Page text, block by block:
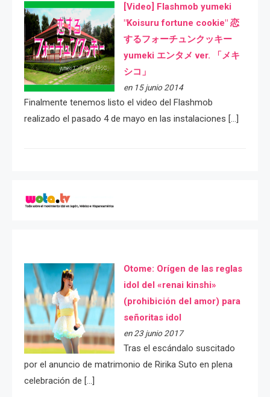
[Video] Flashmob yumeki
"Koisuru fortune cookie" 恋
するフォーチュンクッキー
yumeki エンタメ ver. 「メキ
シコ」
en 15 junio 2014
Finalmente tenemos listo el video del Flashmob
realizado el pasado 4 de mayo en las instalaciones […]
Otome: Orígen de las reglas
idol del «renai kinshi»
(prohibición del amor) para
señoritas idol
en 23 junio 2017
Tras el escándalo suscitado
por el anuncio de matrimonio de Ririka Suto en plena
celebración de […]